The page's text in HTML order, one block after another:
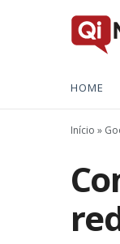
HOME
Início »